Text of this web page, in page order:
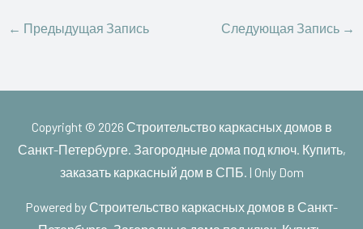
← Предыдущая Запись Следующая Запись →
Copyright © 2026 Строительство каркасных домов в
Санкт-Петербурге. Загородные дома под ключ. Купить,
заказать каркасный дом в СПБ. | Only Dom
Powered by Строительство каркасных домов в Санкт-